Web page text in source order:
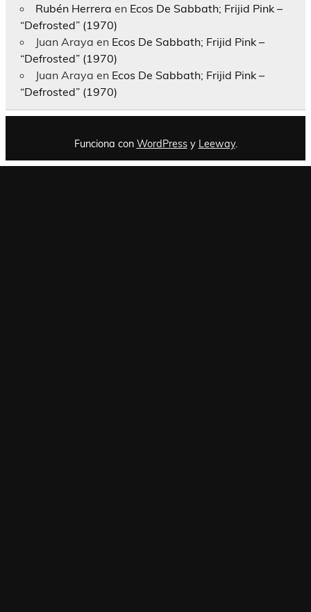
Rubén Herrera en Ecos De Sabbath; Frijid Pink –
“Defrosted” (1970)
Juan Araya en Ecos De Sabbath; Frijid Pink –
“Defrosted” (1970)
Juan Araya en Ecos De Sabbath; Frijid Pink –
“Defrosted” (1970)
Funciona con WordPressy Leeway.